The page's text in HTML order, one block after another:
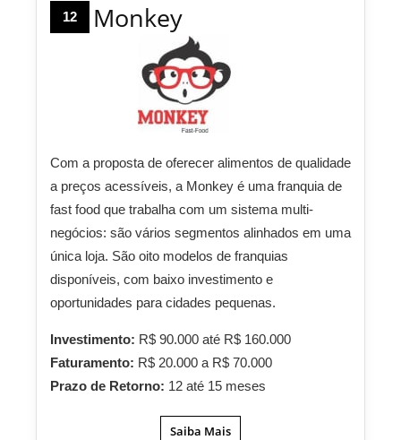
12 Monkey
Com a proposta de oferecer alimentos de qualidade
a preços acessíveis, a Monkey é uma franquia de
fast food que trabalha com um sistema multi-
negócios: são vários segmentos alinhados em uma
única loja. São oito modelos de franquias
disponíveis, com baixo investimento e
oportunidades para cidades pequenas.
Investimento: R$ 90.000 até R$ 160.000
Faturamento: R$ 20.000 a R$ 70.000
Prazo de Retorno: 12 até 15 meses
Saiba Mais